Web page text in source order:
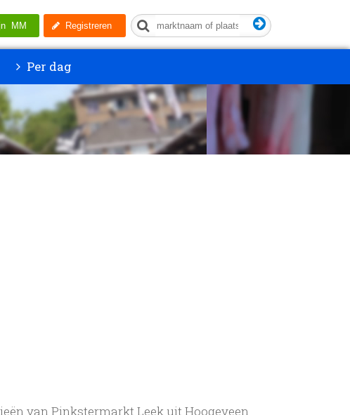
Registreren
MM
Per dag
van Pinkstermarkt Leek uit Hoogeveen